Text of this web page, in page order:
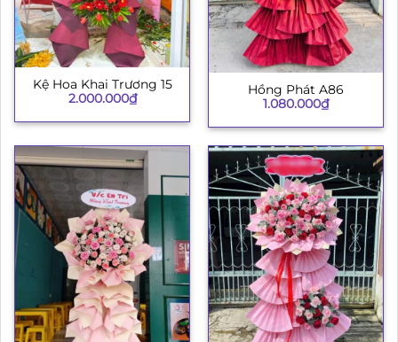
Kệ Hoa Khai Trương 15
2.000.000₫
Hồng Phát A86
1.080.000₫